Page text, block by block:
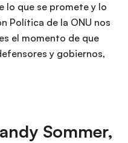
lo que se promete y lo
Política de la ONU nos
el momento de que
y gobiernos,
Sommer,